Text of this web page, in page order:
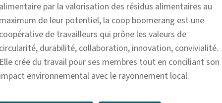
par la valorisation des résidus alimentaires au
de leur potentiel, la coop boomerang est une
de travailleurs qui prône les valeurs de
durabilité, collaboration, innovation, convivialité.
crée du travail pour ses membres tout en conciliant son
environnemental avec le rayonnement local.